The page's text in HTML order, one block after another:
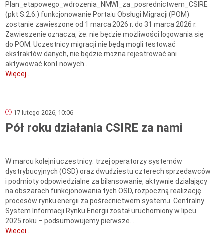
Plan_etapowego_wdrozenia_NMWI_za_posrednictwem_CSIRE
(pkt S.2.6.) funkcjonowanie Portalu Obsługi Migracji (POM)
zostanie zawieszone od 1 marca 2026 r. do 31 marca 2026 r.
Zawieszenie oznacza, że: nie będzie możliwości logowania się
do POM, Uczestnicy migracji nie będą mogli testować
ekstraktów danych, nie będzie można rejestrować ani
aktywować kont nowych...
Więcej...
17 lutego 2026, 10:06
Pół roku działania CSIRE za nami
W marcu kolejni uczestnicy: trzej operatorzy systemów
dystrybucyjnych (OSD) oraz dwudziestu czterech sprzedawców
i podmioty odpowiedzialne za bilansowanie, aktywnie działający
na obszarach funkcjonowania tych OSD, rozpoczną realizację
procesów rynku energii za pośrednictwem systemu. Centralny
System Informacji Rynku Energii został uruchomiony w lipcu
2025 roku – podsumowujemy pierwsze...
Więcej...